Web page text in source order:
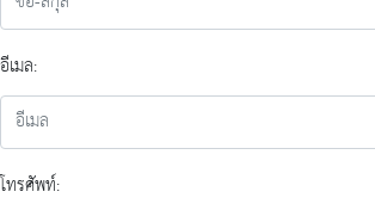
อีเมล:
โทรศัพท์: